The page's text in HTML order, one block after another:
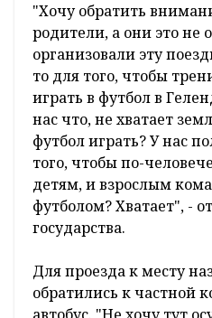
"Хочу обратить
родители, а они это не
организовали эту
то для того, чтобы
играть в футбол в
нас что, не хватает
футбол играть? У нас
того, чтобы по-
детям, и взрослым
футболом? Хватает", -
государства.
Для проезда к месту
обратились к частной